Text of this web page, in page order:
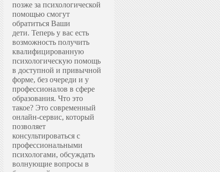
позже за психологической
помощью смогут
обратиться Ваши
дети. Теперь у вас есть
возможность получить
квалифицированную
психологическую помощь
в доступной и привычной
форме, без очереди и у
профессионалов в сфере
образования. Что это
такое? Это современный
онлайн-сервис, который
позволяет
консультироваться с
профессиональными
психологами, обсуждать
волнующие вопросы в